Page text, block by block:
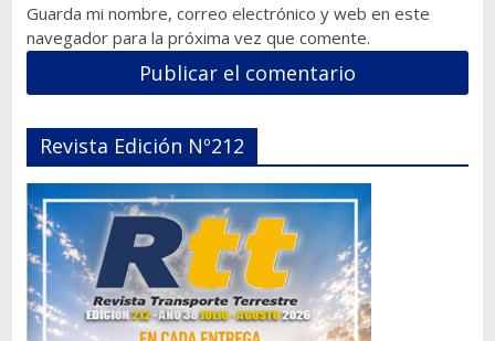
Guarda mi nombre, correo electrónico y web en este
navegador para la próxima vez que comente.
Revista Edición Nº212